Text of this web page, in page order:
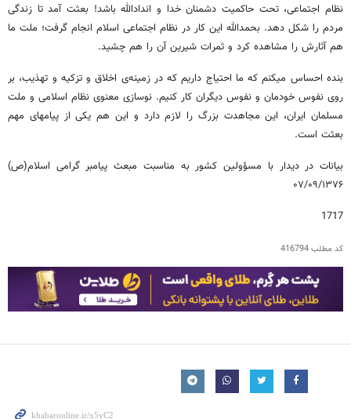
نظام اجتماعی، تحت حاکمیت دشمنان خدا و اندادالله باشد! بعثت آمد تا زندگی
مردم را شکل دهد. بحمدالله این کار در نظام اجتماعی اسلام انجام گرفت؛ ملت ما
هم آثارش را مشاهده کرد و ثمرات شیرین آن را هم چشید.
بنده احساس میکنم که ما احتیاج داریم که در زمینه‌ی اخلاق و تزکیه و تهذیب، بر
روی نفوس خودمان و نفوس دیگران کار کنیم. نوسازی معنوی نظام اسلامی و ملت
مسلمان ایران، این مجاهدت بزرگ را لازم دارد و این هم یکی از پیامهای مهم
بعثت است.
بیانات در دیدار با مسؤولین کشور به مناسبت مبعث پیامبر گرامی اسلام(ص)
۰۷/۰۹/۱۳۷۶
1717
کد مطلب416794